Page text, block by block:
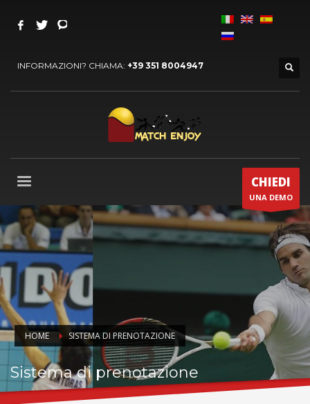
INFORMAZIONI? CHIAMA: +39 351 8004947
CHIEDI
UNA DEMO
HOME SISTEMA DI PRENOTAZIONE
Sistema di prenotazione